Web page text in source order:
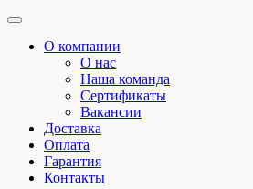
О компании
О нас
Наша команда
Сертификаты
Вакансии
Доставка
Оплата
Гарантия
Контакты